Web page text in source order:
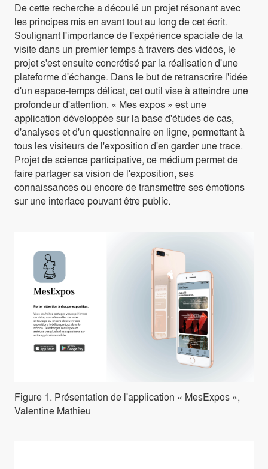
De cette recherche a découlé un projet résonant avec
les principes mis en avant tout au long de cet écrit.
Soulignant l'importance de l'expérience spaciale de la
visite dans un premier temps à travers des vidéos, le
projet s'est ensuite concrétisé par la réalisation d'une
plateforme d'échange. Dans le but de retranscrire l'idée
d'un espace-temps délicat, cet outil vise à atteindre une
profondeur d'attention. « Mes expos » est une
application développée sur la base d'études de cas,
d'analyses et d'un questionnaire en ligne, permettant à
tous les visiteurs de l'exposition d'en garder une trace.
Projet de science participative, ce médium permet de
faire partager sa vision de l'exposition, ses
connaissances ou encore de transmettre ses émotions
sur une interface pouvant être public.
Figure 1. Présentation de l'application « MesExpos »,
Valentine Mathieu